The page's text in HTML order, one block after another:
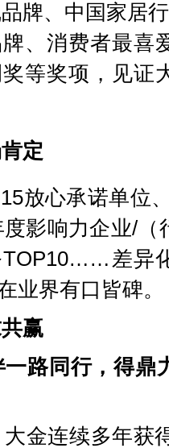
牌、中国家居
、消费者最喜
等奖项，见证
定
放心承诺单位
影响力企业/（
TOP10……差异
业界有口皆碑。
赢
路同行，得鼎
金连续多年获